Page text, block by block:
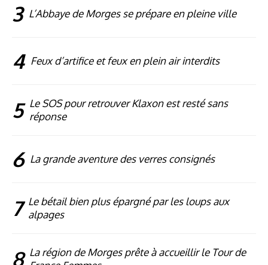
3 L’Abbaye de Morges se prépare en pleine ville
4 Feux d’artifice et feux en plein air interdits
5 Le SOS pour retrouver Klaxon est resté sans
réponse
6 La grande aventure des verres consignés
7 Le bétail bien plus épargné par les loups aux
alpages
8 La région de Morges prête à accueillir le Tour de